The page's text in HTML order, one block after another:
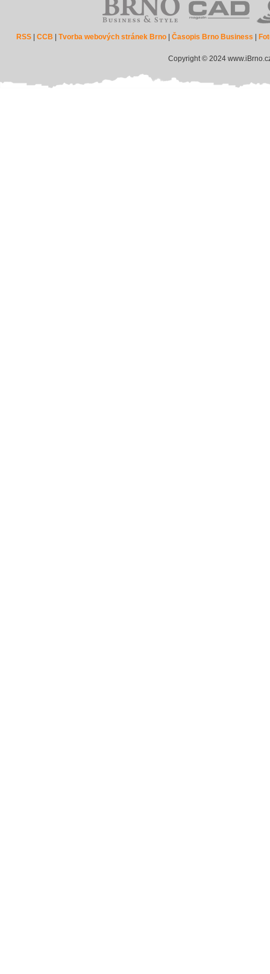
RSS |CCB |Tvorba webových stránek Brno |Časopis Brno Business |
Copyright © 2024